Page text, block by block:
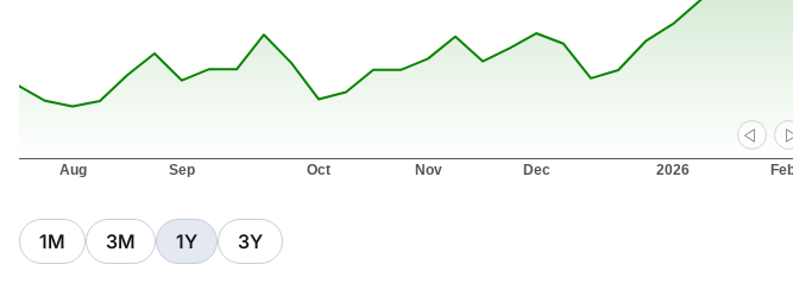
1M 3M 1Y 3Y